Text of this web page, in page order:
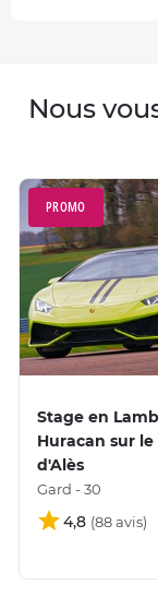
Nous
PROMO
Stage en
Huracan sur
d'Alès
Gard - 30
4,8